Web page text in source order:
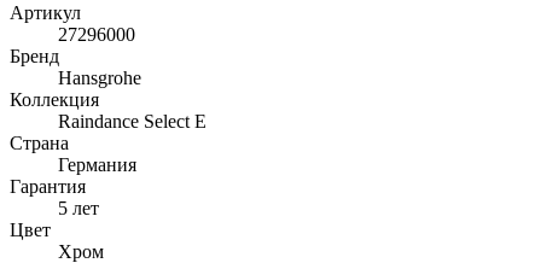
Артикул
27296000
Бренд
Hansgrohe
Коллекция
Raindance Select E
Страна
Германия
Гарантия
5 лет
Цвет
Хром